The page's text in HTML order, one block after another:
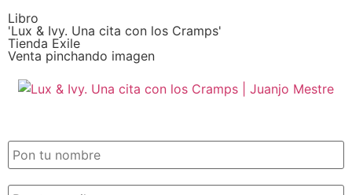
Libro
'Lux & Ivy. Una cita con los Cramps'
Tienda Exile
Venta pinchando imagen